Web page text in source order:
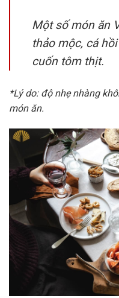
Một số món ăn
thảo mộc, cá
cuốn tôm thịt.
*Lý do: độ nhẹ nhàng
món ăn.